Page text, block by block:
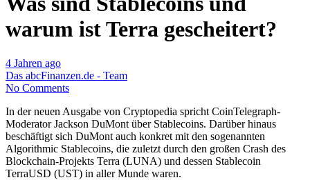
warum ist Terra gescheitert?
4 Jahren ago
Das abcFinanzen.de - Team
No Comments
In der neuen Ausgabe von Cryptopedia spricht CoinTelegraph-
Moderator Jackson DuMont über Stablecoins. Darüber hinaus
beschäftigt sich DuMont auch konkret mit den sogenannten
Algorithmic Stablecoins, die zuletzt durch den großen Crash des
Blockchain-Projekts Terra (LUNA) und dessen Stablecoin
TerraUSD (UST) in aller Munde waren.